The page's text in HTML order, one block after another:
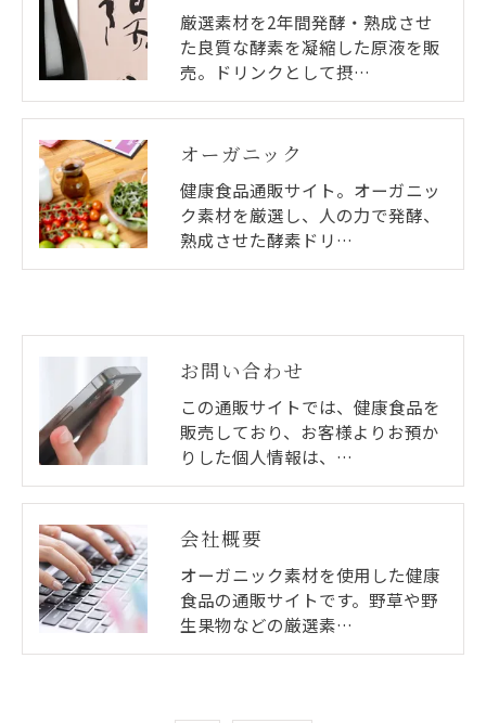
厳選素材を2年間発酵・熟成させ
た良質な酵素を凝縮した原液を販
売。ドリンクとして摂…
オーガニック
健康食品通販サイト。オーガニッ
ク素材を厳選し、人の力で発酵、
熟成させた酵素ドリ…
お問い合わせ
この通販サイトでは、健康食品を
販売しており、お客様よりお預か
りした個人情報は、…
会社概要
オーガニック素材を使用した健康
食品の通販サイトです。野草や野
生果物などの厳選素…